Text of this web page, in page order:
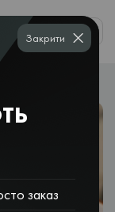
0
КотоСуши
заказ
Закрити